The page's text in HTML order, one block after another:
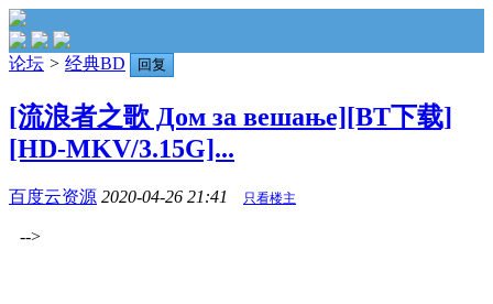
论坛 > 经典BD 回复
[流浪者之歌 Дом за вешање][BT下载]
[HD-MKV/3.15G]...
百度云资源 2020-04-26 21:41 只看楼主
-->